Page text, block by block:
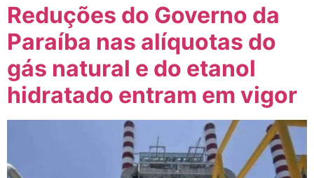
Reduções do Governo da
Paraíba nas alíquotas do
gás natural e do etanol
hidratado entram em vigor